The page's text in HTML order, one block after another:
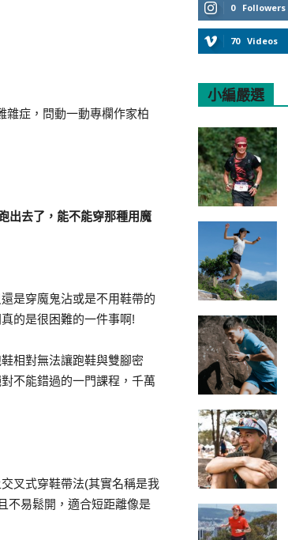
雜症，問動一動專欄作家柏
出去了，能不能穿那種用魔
是穿魔鬼沾或是不用鞋帶的
的是很困難的一件事啊!
相對無法讓跑鞋與雙腳密
不能錯過的一門課程，千萬
叉式穿鞋帶法(其實名稱是我
不易鬆開，適合短距離像是
0 Followers
70 Videos
小編嚴選